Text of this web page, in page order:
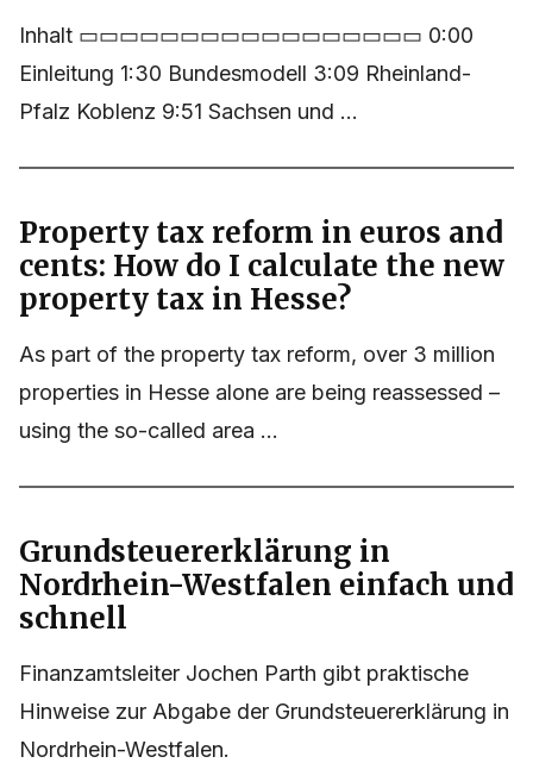
Inhalt ▭▭▭▭▭▭▭▭▭▭▭▭▭▭▭▭▭ 0:00
Einleitung 1:30 Bundesmodell 3:09 Rheinland-
Pfalz Koblenz 9:51 Sachsen und ...
Property tax reform in euros and
cents: How do I calculate the new
property tax in Hesse?
As part of the property tax reform, over 3 million
properties in Hesse alone are being reassessed –
using the so-called area ...
Grundsteuererklärung in
Nordrhein-Westfalen einfach und
schnell
Finanzamtsleiter Jochen Parth gibt praktische
Hinweise zur Abgabe der Grundsteuererklärung in
Nordrhein-Westfalen.